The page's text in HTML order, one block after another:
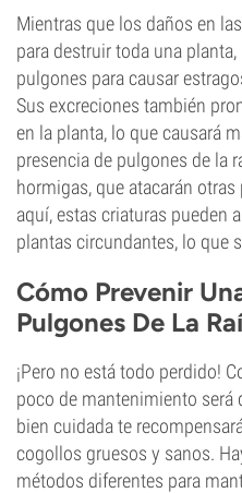
Mientras que los daños en
para destruir toda una
pulgones para causar
Sus excreciones también
en la planta, lo que causará
presencia de pulgones de la
hormigas, que atacarán
aquí, estas criaturas pueden
plantas circundantes, lo que
Cómo Prevenir
Pulgones De La
¡Pero no está todo perdido!
poco de mantenimiento será
bien cuidada te
cogollos gruesos y sanos.
métodos diferentes para